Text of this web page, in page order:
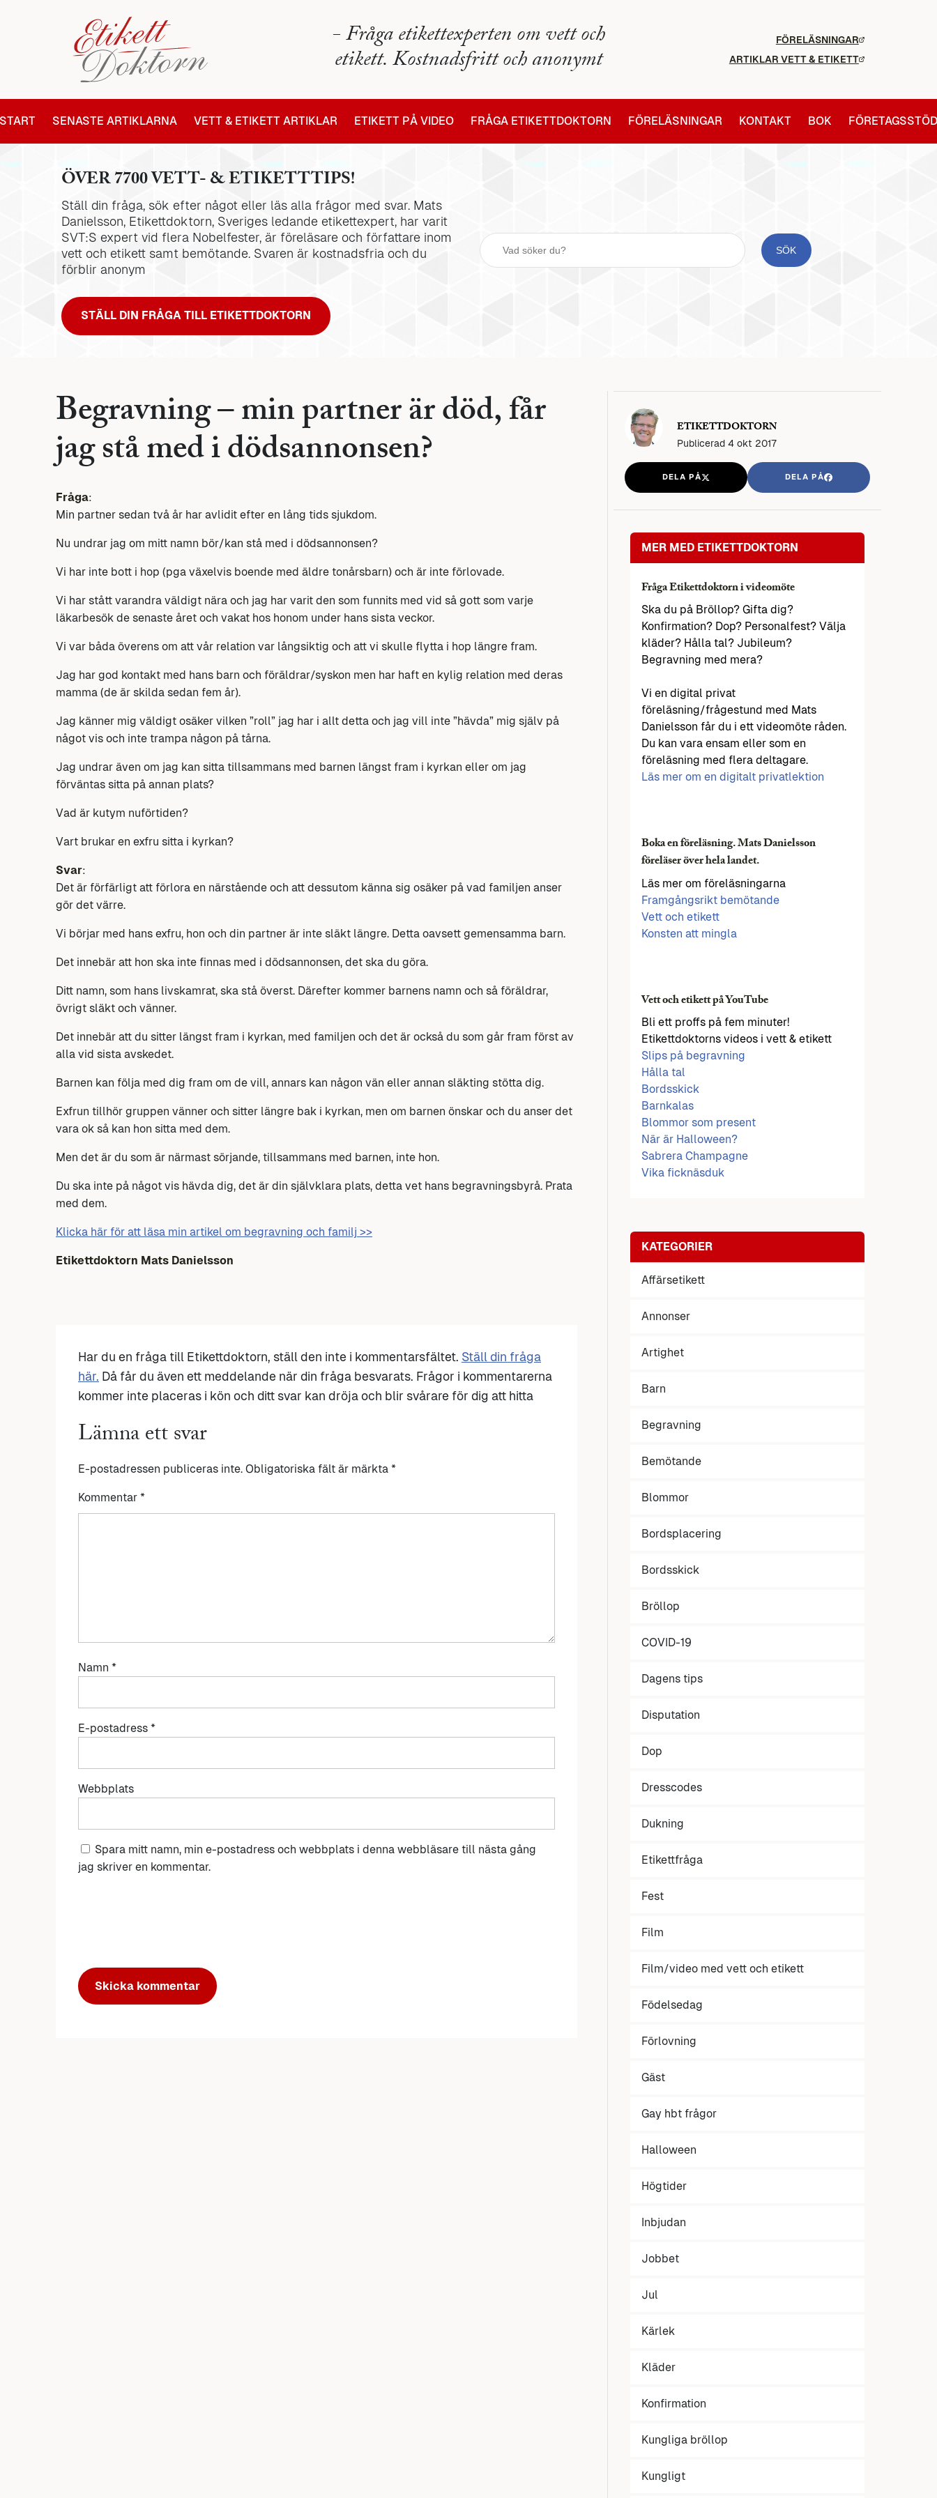
- Fråga etikettexperten om vett och
etikett. Kostnadsfritt och anonymt
FÖRELÄSNINGAR
ARTIKLAR VETT & ETIKETT
START SENASTE ARTIKLARNA VETT & ETIKETT ARTIKLAR ETIKETT PÅ VIDEO FRÅGA ETIKETTDOKTORN FÖRELÄSNINGAR KONTAKT BOK FÖRETAGSSTÖD
ÖVER 7700 VETT- & ETIKETTTIPS!
Ställ din fråga, sök efter något eller läs alla frågor med svar. Mats
Danielsson, Etikettdoktorn, Sveriges ledande etikettexpert, har varit
SVT:S expert vid flera Nobelfester, är föreläsare och författare inom
vett och etikett samt bemötande. Svaren är kostnadsfria och du
förblir anonym
STÄLL DIN FRÅGA TILL ETIKETTDOKTORN
Begravning – min partner är död, får
jag stå med i dödsannonsen?
Fråga:
Min partner sedan två år har avlidit efter en lång tids sjukdom.
Nu undrar jag om mitt namn bör/kan stå med i dödsannonsen?
Vi har inte bott i hop (pga växelvis boende med äldre tonårsbarn) och är inte förlovade.
Vi har stått varandra väldigt nära och jag har varit den som funnits med vid så gott som varje
läkarbesök de senaste året och vakat hos honom under hans sista veckor.
Vi var båda överens om att vår relation var långsiktig och att vi skulle flytta i hop längre fram.
Jag har god kontakt med hans barn och föräldrar/syskon men har haft en kylig relation med deras
mamma (de är skilda sedan fem år).
Jag känner mig väldigt osäker vilken ”roll” jag har i allt detta och jag vill inte ”hävda” mig själv på
något vis och inte trampa någon på tårna.
Jag undrar även om jag kan sitta tillsammans med barnen längst fram i kyrkan eller om jag
förväntas sitta på annan plats?
Vad är kutym nuförtiden?
Vart brukar en exfru sitta i kyrkan?
Svar:
Det är förfärligt att förlora en närstående och att dessutom känna sig osäker på vad familjen anser
gör det värre.
Vi börjar med hans exfru, hon och din partner är inte släkt längre. Detta oavsett gemensamma barn.
Det innebär att hon ska inte finnas med i dödsannonsen, det ska du göra.
Ditt namn, som hans livskamrat, ska stå överst. Därefter kommer barnens namn och så föräldrar,
övrigt släkt och vänner.
Det innebär att du sitter längst fram i kyrkan, med familjen och det är också du som går fram först av
alla vid sista avskedet.
Barnen kan följa med dig fram om de vill, annars kan någon vän eller annan släkting stötta dig.
Exfrun tillhör gruppen vänner och sitter längre bak i kyrkan, men om barnen önskar och du anser det
vara ok så kan hon sitta med dem.
Men det är du som är närmast sörjande, tillsammans med barnen, inte hon.
Du ska inte på något vis hävda dig, det är din självklara plats, detta vet hans begravningsbyrå. Prata
med dem.
Klicka här för att läsa min artikel om begravning och familj >>
Etikettdoktorn Mats Danielsson
Har du en fråga till Etikettdoktorn, ställ den inte i kommentarsfältet. Ställ din fråga
här. Då får du även ett meddelande när din fråga besvarats. Frågor i kommentarerna
kommer inte placeras i kön och ditt svar kan dröja och blir svårare för dig att hitta
Lämna ett svar
E-postadressen publiceras inte. Obligatoriska fält är märkta *
Kommentar *
Namn *
E-postadress *
Webbplats
Spara mitt namn, min e-postadress och webbplats i denna webbläsare till nästa gång
jag skriver en kommentar.
ETIKETTDOKTORN
Publicerad 4 okt 2017
DELA PÅ DELA PÅ
MER MED ETIKETTDOKTORN
Fråga Etikettdoktorn i videomöte
Ska du på Bröllop? Gifta dig?
Konfirmation? Dop? Personalfest? Välja
kläder? Hålla tal? Jubileum?
Begravning med mera?
Vi en digital privat
föreläsning/frågestund med Mats
Danielsson får du i ett videomöte råden.
Du kan vara ensam eller som en
föreläsning med flera deltagare.
Läs mer om en digitalt privatlektion
Boka en föreläsning. Mats Danielsson
föreläser över hela landet.
Läs mer om föreläsningarna
Framgångsrikt bemötande
Vett och etikett
Konsten att mingla
Vett och etikett på YouTube
Bli ett proffs på fem minuter!
Etikettdoktorns videos i vett & etikett
Slips på begravning
Hålla tal
Bordsskick
Barnkalas
Blommor som present
När är Halloween?
Sabrera Champagne
Vika ficknäsduk
KATEGORIER
Affärsetikett
Annonser
Artighet
Barn
Begravning
Bemötande
Blommor
Bordsplacering
Bordsskick
Bröllop
COVID-19
Dagens tips
Disputation
Dop
Dresscodes
Dukning
Etikettfråga
Fest
Film
Film/video med vett och etikett
Födelsedag
Förlovning
Gäst
Gay hbt frågor
Halloween
Högtider
Inbjudan
Jobbet
Jul
Kärlek
Kläder
Konfirmation
Kungliga bröllop
Kungligt